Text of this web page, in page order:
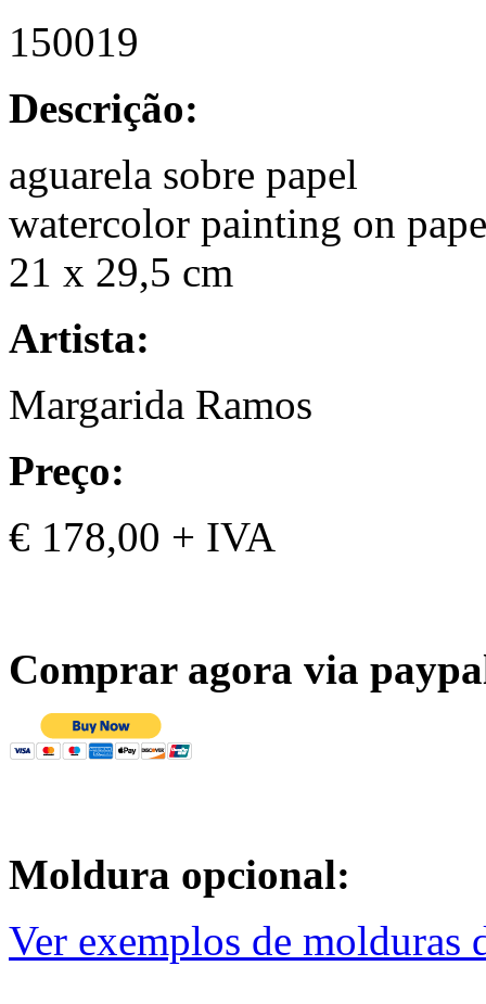
150019
Descrição:
aguarela sobre papel
watercolor painting on
21 x 29,5 cm
Artista:
Margarida Ramos
Preço:
€ 178,00 + IVA
Comprar agora via
Moldura opcional:
Ver exemplos de molduras